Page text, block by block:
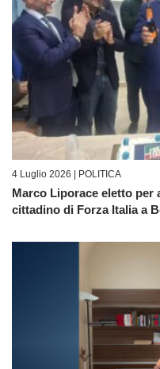
4 Luglio 2026 | POLITICA
Marco Liporace eletto per
cittadino di Forza Italia a